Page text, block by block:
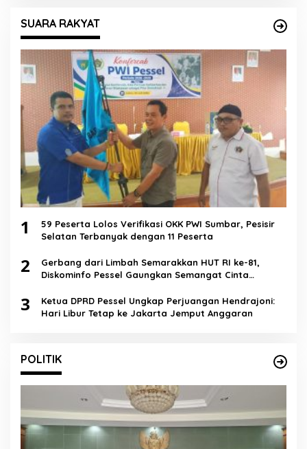
SUARA RAKYAT
1
59 Peserta Lolos Verifikasi OKK PWI Sumbar, Pesisir
Selatan Terbanyak dengan 11 Peserta
2
Gerbang dari Limbah Semarakkan HUT RI ke-81,
Diskominfo Pessel Gaungkan Semangat Cinta
3
Ketua DPRD Pessel Ungkap Perjuangan Hendrajoni:
Hari Libur Tetap ke Jakarta Jemput Anggaran
POLITIK